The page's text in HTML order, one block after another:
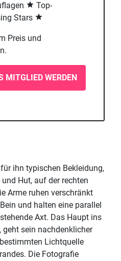
Top-
Stars
Preis und
MITGLIED WERDEN
ihn typischen Bekleidung,
Hut, auf der rechten
Arme ruhen verschränkt
und halten eine parallel
Axt. Das Haupt ins
geht sein nachdenklicher
Lichtquelle
Die Fotografie